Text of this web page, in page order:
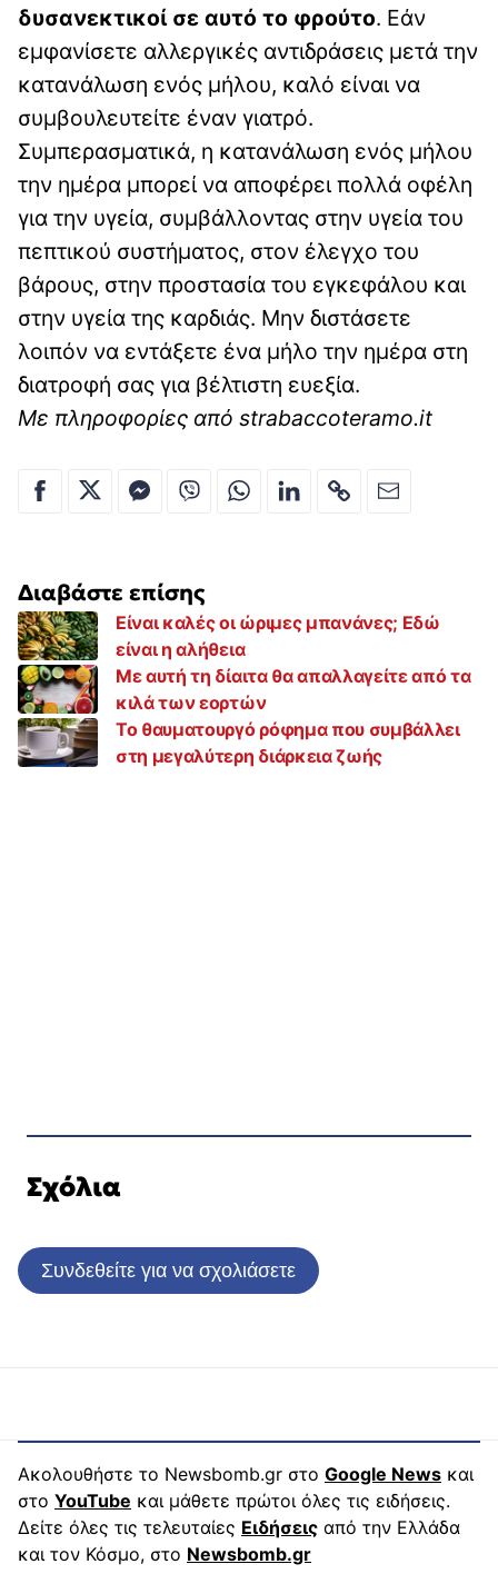
δυσανεκτικοί σε αυτό το φρούτο. Εάν
εμφανίσετε αλλεργικές αντιδράσεις μετά την
κατανάλωση ενός μήλου, καλό είναι να
συμβουλευτείτε έναν γιατρό.
Συμπερασματικά, η κατανάλωση ενός μήλου
την ημέρα μπορεί να αποφέρει πολλά οφέλη
για την υγεία, συμβάλλοντας στην υγεία του
πεπτικού συστήματος, στον έλεγχο του
βάρους, στην προστασία του εγκεφάλου και
στην υγεία της καρδιάς. Μην διστάσετε
λοιπόν να εντάξετε ένα μήλο την ημέρα στη
διατροφή σας για βέλτιστη ευεξία.
Με πληροφορίες από strabaccoteramo.it
Διαβάστε επίσης
Είναι καλές οι ώριμες μπανάνες; Εδώ
είναι η αλήθεια
Με αυτή τη δίαιτα θα απαλλαγείτε από τα
κιλά των εορτών
Το θαυματουργό ρόφημα που συμβάλλει
στη μεγαλύτερη διάρκεια ζωής
Σχόλια
Συνδεθείτε για να σχολιάσετε
Ακολουθήστε το Newsbomb.gr στο Google News και
στο YouTube και μάθετε πρώτοι όλες τις ειδήσεις.
Δείτε όλες τις τελευταίες Ειδήσεις από την Ελλάδα
και τον Κόσμο, στο Newsbomb.gr